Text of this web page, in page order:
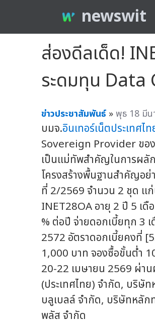
newswit
ส่องดีลเด็ด!
ระดมทุน Data
ข่าวประชาสัมพันธ์ »พุธ 18 มีน
บมจ.อินเทอร์เน็ตประเทศไท
Sovereign Provider ขอ
เป็นแม่ทัพสำคัญในการผลั
โครงสร้างพื้นฐานสำคัญอ
ที่ 2/2569 จำนวน 2 ชุด แ
INET28OA อายุ 2 ปี 5 เ
% ต่อปี จ่ายดอกเบี้ยทุก 3
2572 อัตราดอกเบี้ยคงที่
1,000 บาท จองซื้อขั้นต่ำ
20-22 เมษายน 2569 ผ่า
(ประเทศไทย) จำกัด, บริษั
บลูเบลล์ จำกัด, บริษัทหลัก
พลัส จำกัด